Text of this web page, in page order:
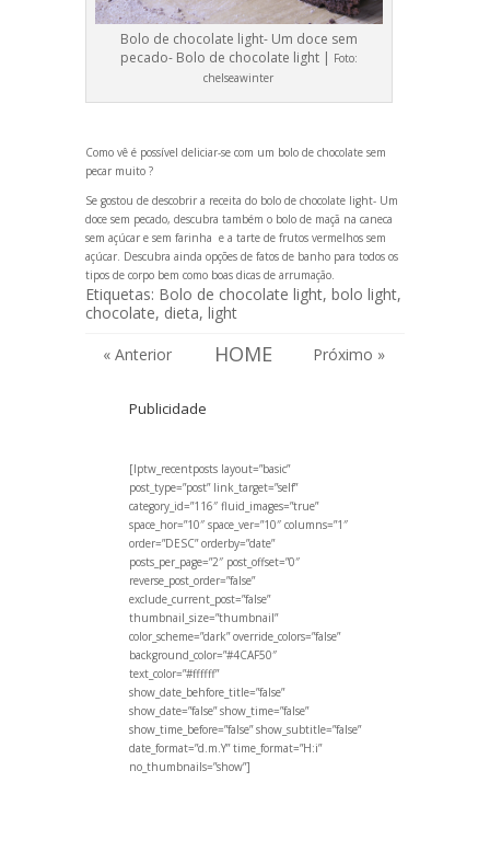
Bolo de chocolate light- Um doce sem
pecado- Bolo de chocolate light | Foto:
chelseawinter
Como vê é possível deliciar-se com um bolo de chocolate sem
pecar muito ?
Se gostou de descobrir a receita do bolo de chocolate light- Um
doce sem pecado, descubra também o bolo de maçã na caneca
sem açúcar e sem farinha e a tarte de frutos vermelhos sem
açúcar. Descubra ainda opções defatos de banho para todos os
tipos de corpobem como boas dicas de arrumação.
Etiquetas: Bolo de chocolate light, bolo light,
chocolate, dieta, light
« Anterior
HOME Próximo »
Publicidade
[lptw_recentposts layout=”basic”
post_type=”post” link_target=”self”
category_id=”116″ fluid_images=”true”
space_hor=”10″ space_ver=”10″ columns=”1″
order=”DESC” orderby=”date”
posts_per_page=”2″ post_offset=”0″
reverse_post_order=”false”
exclude_current_post=”false”
thumbnail_size=”thumbnail”
color_scheme=”dark” override_colors=”false”
background_color=”#4CAF50″
text_color=”#ffffff”
show_date_behfore_title=”false”
show_date=”false” show_time=”false”
show_time_before=”false” show_subtitle=”false”
date_format=”d.m.Y” time_format=”H:i”
no_thumbnails=”show”]